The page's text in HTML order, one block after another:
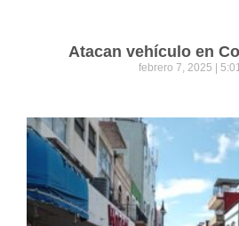
Atacan vehículo en
febrero 7, 2025